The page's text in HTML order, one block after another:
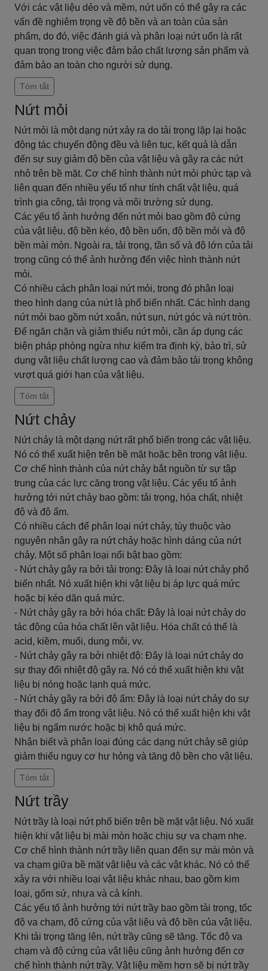
Với các vật liệu dẻo và mềm, nứt uốn có thể gây ra các
vấn đề nghiêm trọng về độ bền và an toàn của sản
phẩm, do đó, việc đánh giá và phân loại nứt uốn là rất
quan trọng trong việc đảm bảo chất lượng sản phẩm và
đảm bảo an toàn cho người sử dụng.
Tóm tắt
Nứt mỏi
Nứt mỏi là một dạng nứt xảy ra do tải trọng lặp lại hoặc
động tác chuyển động đều và liên tục, kết quả là dẫn
đến sự suy giảm độ bền của vật liệu và gây ra các nứt
nhỏ trên bề mặt. Cơ chế hình thành nứt mỏi phức tạp và
liên quan đến nhiều yếu tố như tính chất vật liệu, quá
trình gia công, tải trọng và môi trường sử dụng.
Các yếu tố ảnh hưởng đến nứt mỏi bao gồm độ cứng
của vật liệu, độ bền kéo, độ bền uốn, độ bền mỏi và độ
bền mài mòn. Ngoài ra, tải trọng, tần số và độ lớn của tải
trọng cũng có thể ảnh hưởng đến việc hình thành nứt
mỏi.
Có nhiều cách phân loại nứt mỏi, trong đó phân loại
theo hình dạng của nứt là phổ biến nhất. Các hình dạng
nứt mỏi bao gồm nứt xoắn, nứt sụn, nứt góc và nứt tròn.
Để ngăn chặn và giảm thiểu nứt mỏi, cần áp dụng các
biện pháp phòng ngừa như kiểm tra định kỳ, bảo trì, sử
dụng vật liệu chất lượng cao và đảm bảo tải trọng không
vượt quá giới hạn của vật liệu.
Tóm tắt
Nứt chảy
Nứt chảy là một dạng nứt rất phổ biến trong các vật liệu.
Nó có thể xuất hiện trên bề mặt hoặc bên trong vật liệu.
Cơ chế hình thành của nứt chảy bắt nguồn từ sự tập
trung của các lực căng trong vật liệu. Các yếu tố ảnh
hưởng tới nứt chảy bao gồm: tải trọng, hóa chất, nhiệt
độ và độ ẩm.
Có nhiều cách để phân loại nứt chảy, tùy thuộc vào
nguyên nhân gây ra nứt chảy hoặc hình dáng của nứt
chảy. Một số phân loại nổi bật bao gồm:
- Nứt chảy gây ra bởi tải trọng: Đây là loại nứt chảy phổ
biến nhất. Nó xuất hiện khi vật liệu bị áp lực quá mức
hoặc bị kéo dãn quá mức.
- Nứt chảy gây ra bởi hóa chất: Đây là loại nứt chảy do
tác động của hóa chất lên vật liệu. Hóa chất có thể là
acid, kiềm, muối, dung môi, vv.
- Nứt chảy gây ra bởi nhiệt độ: Đây là loại nứt chảy do
sự thay đổi nhiệt độ gây ra. Nó có thể xuất hiện khi vật
liệu bị nóng hoặc lạnh quá mức.
- Nứt chảy gây ra bởi độ ẩm: Đây là loại nứt chảy do sự
thay đổi độ ẩm trong vật liệu. Nó có thể xuất hiện khi vật
liệu bị ngấm nước hoặc bị khô quá mức.
Nhận biết và phân loại đúng các dạng nứt chảy sẽ giúp
giảm thiểu nguy cơ hư hỏng và tăng độ bền cho vật liệu.
Tóm tắt
Nứt trầy
Nứt trầy là loại nứt phổ biến trên bề mặt vật liệu. Nó xuất
hiện khi vật liệu bị mài mòn hoặc chịu sự va chạm nhẹ.
Cơ chế hình thành nứt trầy liên quan đến sự mài mòn và
va chạm giữa bề mặt vật liệu và các vật khác. Nó có thể
xảy ra với nhiều loại vật liệu khác nhau, bao gồm kim
loại, gốm sứ, nhựa và cả kính.
Các yếu tố ảnh hưởng tới nứt trầy bao gồm tải trọng, tốc
độ va chạm, độ cứng của vật liệu và độ bền của vật liệu.
Khi tải trọng tăng lên, nứt trầy cũng sẽ tăng. Tốc độ va
chạm và độ cứng của vật liệu cũng ảnh hưởng đến cơ
chế hình thành nứt trầy. Vật liệu mềm hơn sẽ bị nứt trầy